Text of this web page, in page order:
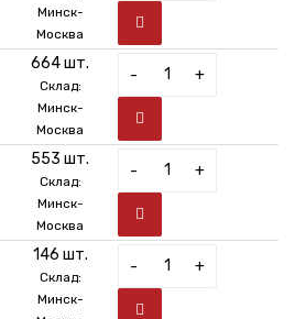
Минск-
Москва
664 шт.
Склад:
Минск-
Москва
- +
553 шт.
Склад:
Минск-
Москва
- +
146 шт.
Склад:
Минск-
- +